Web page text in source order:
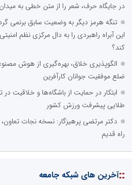
در جایگاه حرف، شعر را از متن خطی به
تنگه هرمز دیگر به وضعیت سابق برنمی
این آبراه راهبردی را به دال مرکزی نظم
کند؟
الگوپذیری خلاق، بهره‌گیری از هوش
ضلع موفقیت جوانان کارآفرین
ابتکار در حمایت از باشگاه‌ها و خلاقیت
طلایی پیشرفت ورزش کشور
دکتر مرتضی پرهیزگار: نسخه نجات
راه قدیم
::آخرین های شبکه جامعه